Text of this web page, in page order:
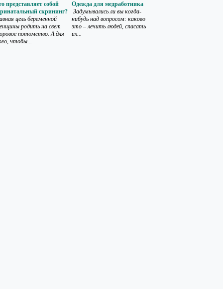
представляет собой
скрининг?
цель беременной
родить на свет
потомство. А для
чтобы...
Одежда для медработника
Задумывались ли вы когда-
нибудь над вопросом: каково
это – лечить людей, спасать
их...